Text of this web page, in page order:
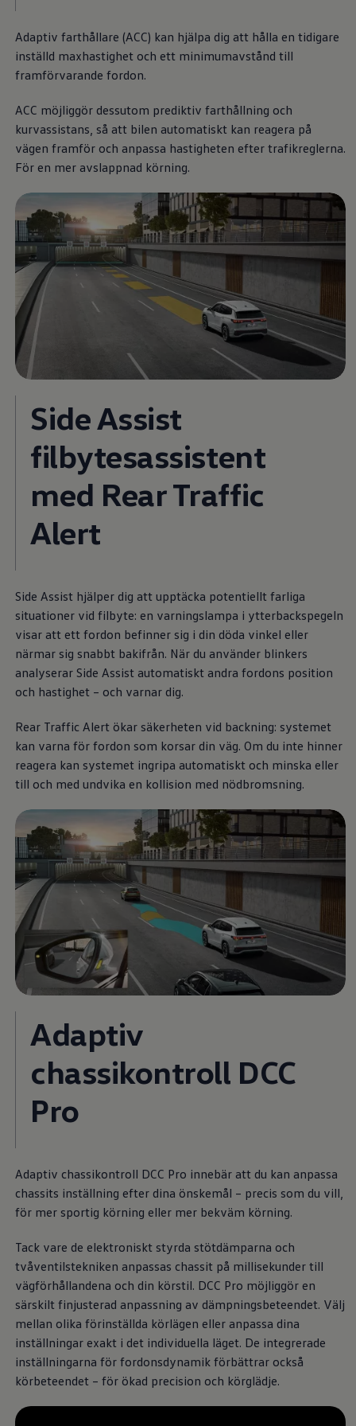
ID. Cross
ID. Buzz
Konceptbilar
Höjd släpvagnsvikt
Golf GTE
Passat eHybrid
Tayron eHybrid
Laddning och räckvidd
Hur betalar jag för laddning?
Vad kostar det att äga elbil?
Laddning för din elbil
Karta över laddstationer
Plug & Charge
We Charge
Laddboxen ID. Charger
Vad innebär "räckvidd enligt WLTP?"
Tekniken i elbilen
Klimatanläggning
Bromssystemet i ID.
Batterigaranti och underhåll
ID. Högspänningsbatteri
Elbilsbatteriets råvaror
Mjukvaruuppdateringar för ID.
Vanliga frågor
ID. Drivers Club
Service av elbilar
Företag
Business Lease
Företagsleasing
Personalbil
Fleet Interface Data
Millån
Bygg din bil
Erbjudanden
Boka provkörning
Vilken Volkswagen passar dig?
Offertförfrågan
Köp tillbehör
Finansiering
Privatleasing Online
Privatleasing Online
Finansiering
Lån
Serviceavtal & Försäkring
Volkswagen Serviceavtal
Volkswagen försäkring
Volkswagen Betalskydd
Boka provkörning
Offertförfrågan
Hitta din återförsäljare
Om Volkswagen
Juridisk information
CoC-certifikat och lista med ingredienser
Cookies
GDPR
Integritetspolicyn
VSS Personuppgiftshantering
VWFS personuppgiftshantering
Jobba hos oss
Arbeta hos våra återförsäljare
Arbeta hos Volkswagen
Skidskytte
Folkspel
Motorsport
Sveriges Olympiska Kommitté
Nyheter
Tips
Innovation
Laddning
Säkerhet
Reportage
Om magasinet
Hållbarhet
Kontakta oss
WLTP
Broschyrarkiv
Adaptiv farthållare (ACC) kan hjälpa dig att hålla en tidigare
inställd maxhastighet och ett minimumavstånd till
framförvarande fordon.
ACC möjliggör dessutom prediktiv farthållning och
kurvassistans, så att bilen automatiskt kan reagera på
vägen framför och anpassa hastigheten efter trafikreglerna.
För en mer avslappnad körning.
Side Assist
filbytesassistent
med Rear Traffic
Alert
Side Assist hjälper dig att upptäcka potentiellt farliga
situationer vid filbyte: en varningslampa i ytterbackspegeln
visar att ett fordon befinner sig i din döda vinkel eller
närmar sig snabbt bakifrån. När du använder blinkers
analyserar Side Assist automatiskt andra fordons position
och hastighet – och varnar dig.
Rear Traffic Alert ökar säkerheten vid backning: systemet
kan varna för fordon som korsar din väg. Om du inte hinner
reagera kan systemet ingripa automatiskt och minska eller
till och med undvika en kollision med nödbromsning.
Adaptiv
chassikontroll DCC
Pro
Adaptiv chassikontroll DCC Pro innebär att du kan anpassa
chassits inställning efter dina önskemål – precis som du vill,
för mer sportig körning eller mer bekväm körning.
Tack vare de elektroniskt styrda stötdämparna och
tvåventilstekniken anpassas chassit på millisekunder till
vägförhållandena och din körstil. DCC Pro möjliggör en
särskilt finjusterad anpassning av dämpningsbeteendet. Välj
mellan olika förinställda körlägen eller anpassa dina
inställningar exakt i det individuella läget. De integrerade
inställningarna för fordonsdynamik förbättrar också
körbeteendet – för ökad precision och körglädje.